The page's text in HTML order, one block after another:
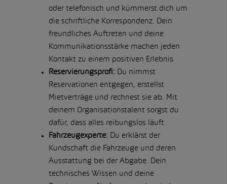
oder telefonisch und kümmerst dich um
die schriftliche Korrespondenz. Dein
freundliches Auftreten und deine
Kommunikationsstärke machen jeden
Kontakt zu einem positiven Erlebnis
Reservierungsprofi:
Du nimmst
Reservationen entgegen, erstellst
Mietverträge und rechnest sie ab. Mit
deinem Organisationstalent sorgst du
dafür, dass alles reibungslos läuft
Fahrzeugexperte:
Du erklärst der
Kundschaft die Fahrzeuge und deren
Ausstattung bei der Abgabe. Dein
technisches Wissen und deine